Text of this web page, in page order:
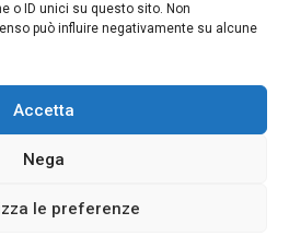
o ID unici su questo sito. Non
può influire negativamente su alcune
Accetta
Nega
le preferenze
08:00 - 12:00
settembre)
- Tutti i diritti riservati.